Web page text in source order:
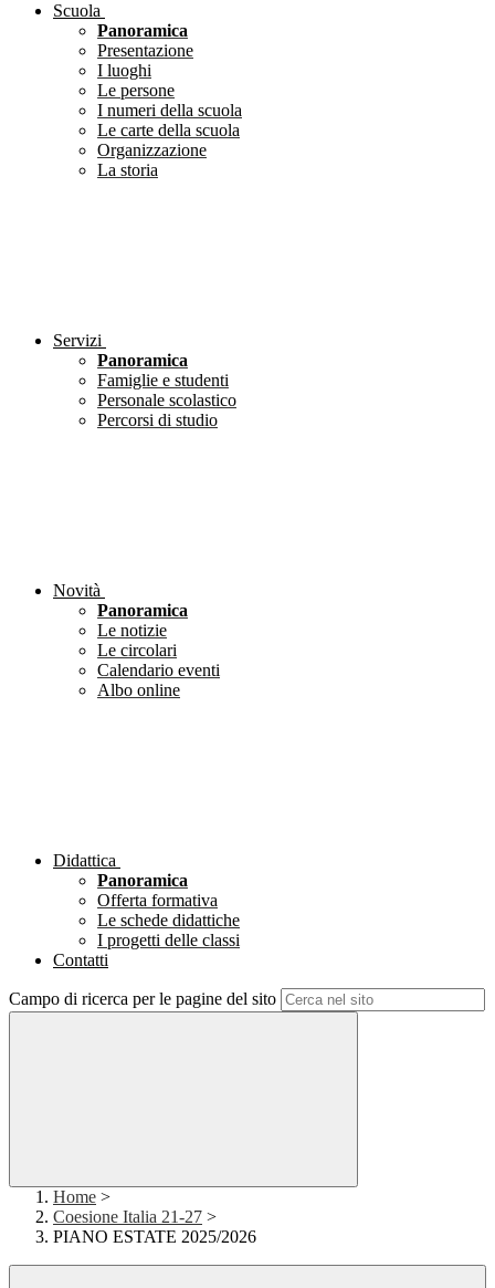
Scuola
Panoramica
Presentazione
I luoghi
Le persone
I numeri della scuola
Le carte della scuola
Organizzazione
La storia
Servizi
Panoramica
Famiglie e studenti
Personale scolastico
Percorsi di studio
Novità
Panoramica
Le notizie
Le circolari
Calendario eventi
Albo online
Didattica
Panoramica
Offerta formativa
Le schede didattiche
I progetti delle classi
Contatti
Campo di ricerca per le pagine del sito
Home >
Coesione Italia 21-27 >
PIANO ESTATE 2025/2026